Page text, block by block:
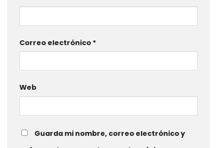
Correo electrónico *
Web
Guarda mi nombre, correo electrónico y